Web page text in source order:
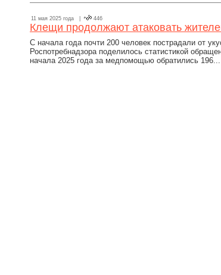
11 мая 2025 года | 446
Клещи продолжают атаковать
С начала года почти 200 человек пострадали от
Роспотребнадзора поделилось статистикой
начала 2025 года за медпомощью обратились 196...